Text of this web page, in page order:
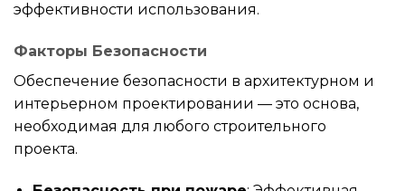
эффективности использования.
Факторы Безопасности
Обеспечение безопасности в архитектурном и
интерьерном проектировании — это основа,
необходимая для любого строительного
проекта.